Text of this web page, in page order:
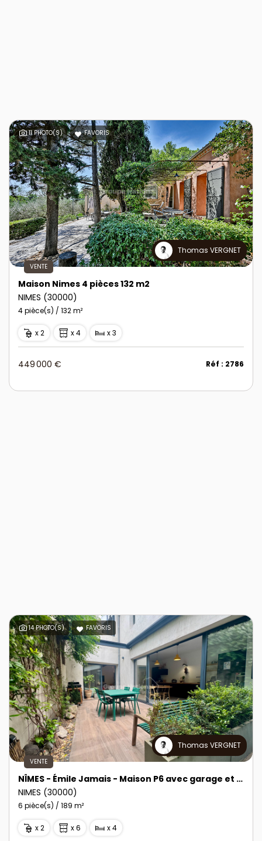
11 PHOTO(S) FAVORIS
Thomas VERGNET
VENTE
Maison Nimes 4 pièces 132 m2
NIMES (30000)
4 pièce(s) / 132 m²
x 2 x 4 x 3
449 000 € Réf : 2786
14 PHOTO(S) FAVORIS
Thomas VERGNET
VENTE
NÎMES - Émile Jamais - Maison P6 avec garage et cour intérieure
NIMES (30000)
6 pièce(s) / 189 m²
x 2 x 6 x 4